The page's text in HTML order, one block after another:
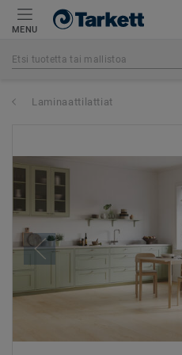
MENU
Laminaattilattiat